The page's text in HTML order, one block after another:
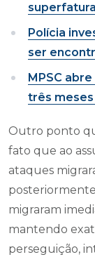
Polícia
ser
MPSC
três
Outro ponto
fato que ao
ataques
migraram
mantendo
perseguição,